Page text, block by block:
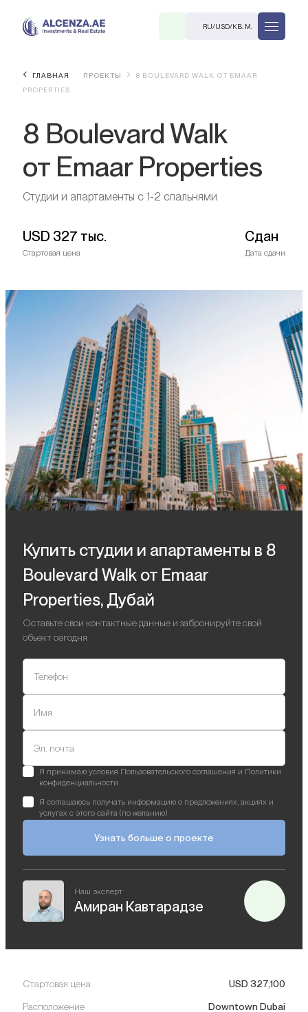
RU/USD/КВ. М.
ГЛАВНАЯ ПРОЕКТЫ
8 BOULEVARD WALK ОТ EMAAR
PROPERTIES
8 Boulevard Walk
от Emaar Properties
Студии и апартаменты с 1-2 спальнями
USD 327 тыс.
Стартовая цена
Сдан
Дата сдачи
Купить студии и апартаменты в 8
Boulevard Walk от Emaar
Properties, Дубай
Оставьте свои контактные данные и забронируйте свой
объект сегодня
Телефон
Имя
Эл. почта
Я принимаю условия Пользовательского соглашения и Политики
конфиденциальности
Я соглашаюсь получать информацию о предложениях, акциях и
услугах с этого сайта (по желанию)
Узнать больше о проекте
Наш эксперт
Амиран Кавтарадзе
Стартовая цена USD 327,100
Расположение Downtown Dubai